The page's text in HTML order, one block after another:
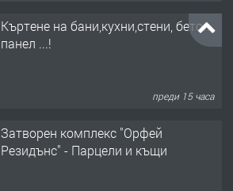
Къртене на бани,кухни,стени, бетон,
панел ...!
преди 15 часа
Затворен комплекс "Орфей
Резидънс" - Парцели и къщи